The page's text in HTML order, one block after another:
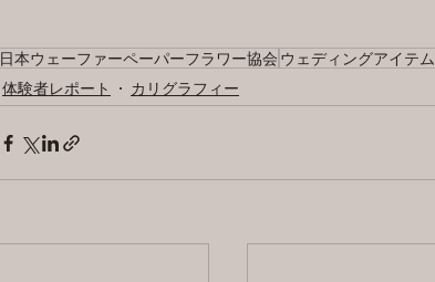
日本ウェーファーペーパーフラワー協会 ウェディングアイテム
体験者レポート カリグラフィー